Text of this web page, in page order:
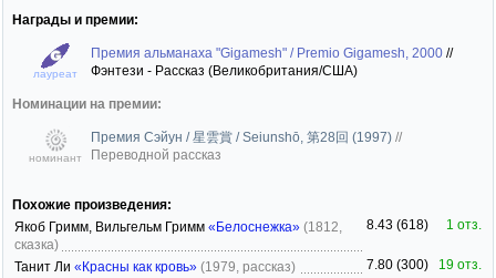
Награды и премии:
лауреат
Премия альманаха "Gigamesh" / Premio Gigamesh, 2000 //
Фэнтези - Рассказ (Великобритания/США)
Номинации на премии:
номинант
Премия Сэйун / 星雲賞 / Seiunshō, 第28回 (1997) //
Переводной рассказ
Похожие произведения:
Якоб Гримм, Вильгельм Гримм «Белоснежка» (1812,
сказка)
8.43 (618) 1 отз.
Танит Ли «Красны как кровь» (1979, рассказ) 7.80 (300)
19 отз.